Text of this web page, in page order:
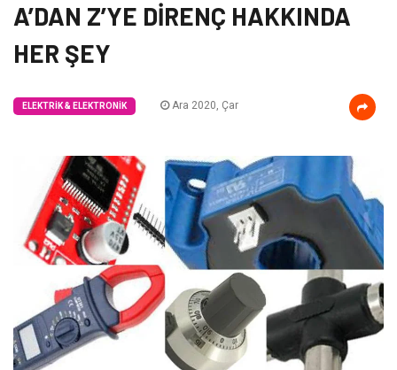
A’DAN Z’YE DİRENÇ HAKKINDA
HER ŞEY
ELEKTRIK & ELEKTRONIK Ara 2020, Çar